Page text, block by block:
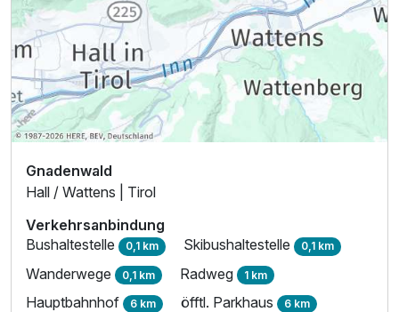
Gnadenwald
Hall / Wattens | Tirol
Verkehrsanbindung
Bushaltestelle 0,1 km Skibushaltestelle 0,1 km
Wanderwege 0,1 km Radweg 1 km
Hauptbahnhof 6 km öfftl. Parkhaus 6 km